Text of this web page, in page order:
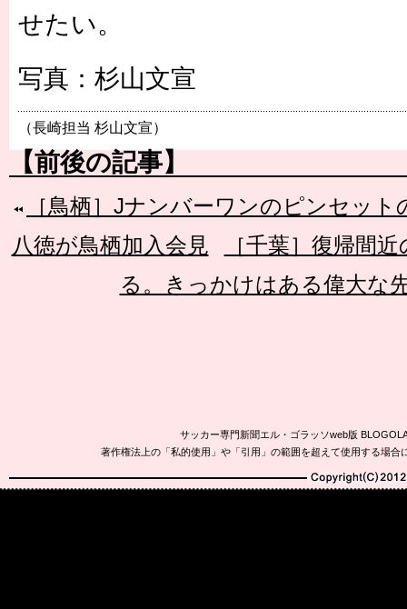
せたい。
写真：杉山文宣
（長崎担当 杉山文宣）
【前後の記事】
［鳥栖］Jナンバーワンのピンセッ
八徳が鳥栖加入会見
［千葉］復帰間
る。きっかけはある偉大な
サッカー専門新聞エル・ゴラッソweb版
著作権法上の「私的使用」や「引用」の範囲を超えて使用する場
Copyright(C)2010-